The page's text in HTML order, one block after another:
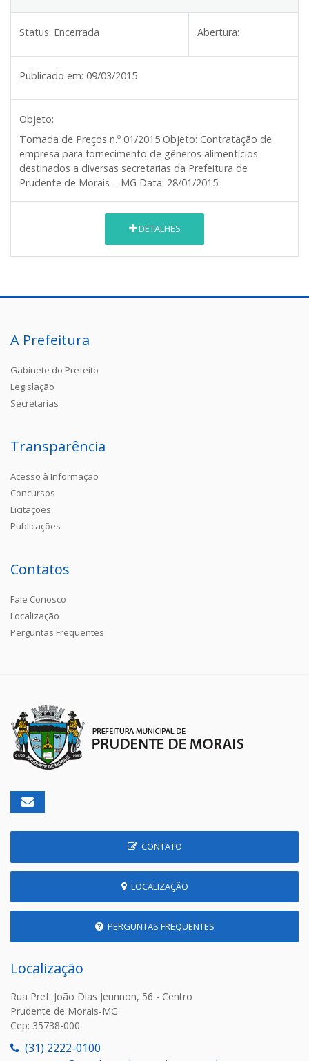
Status: Encerrada Abertura:
Publicado em: 09/03/2015
Objeto:
Tomada de Preços n.º 01/2015 Objeto: Contratação de
empresa para fornecimento de gêneros alimentícios
destinados a diversas secretarias da Prefeitura de
Prudente de Morais – MG Data: 28/01/2015
DETALHES
A Prefeitura
Gabinete do Prefeito
Legislação
Secretarias
Transparência
Acesso à Informação
Concursos
Licitações
Publicações
Contatos
Fale Conosco
Localização
Perguntas Frequentes
CONTATO
LOCALIZAÇÃO
PERGUNTAS FREQUENTES
Localização
Rua Pref. João Dias Jeunnon, 56 - Centro
Prudente de Morais-MG
Cep: 35738-000
(31) 2222-0100